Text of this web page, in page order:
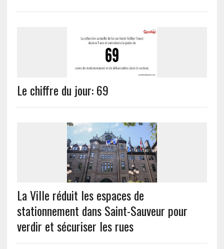
Le chiffre du jour: 69
La Ville réduit les espaces de
stationnement dans Saint-Sauveur pour
verdir et sécuriser les rues